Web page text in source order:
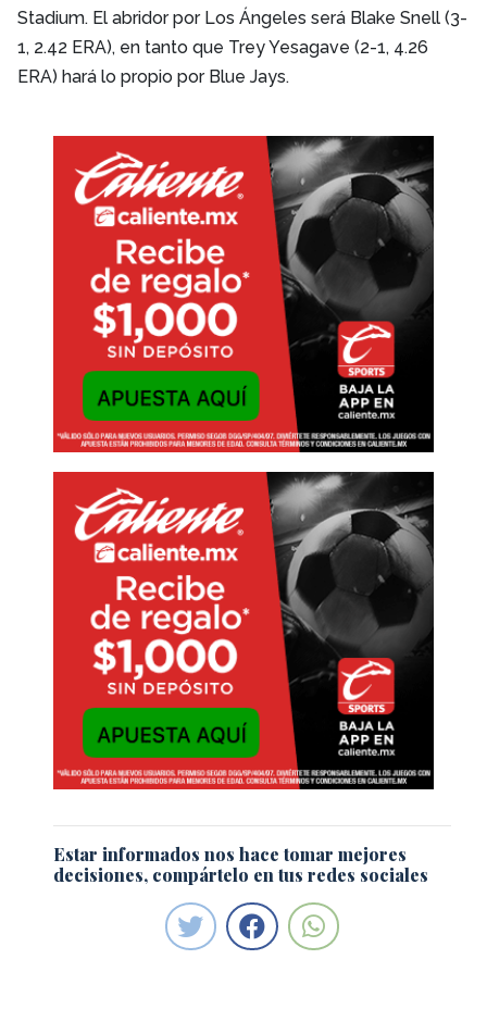
Stadium. El abridor por Los Ángeles será Blake Snell (3-
1, 2.42 ERA), en tanto que Trey Yesagave (2-1, 4.26
ERA) hará lo propio por Blue Jays.
Estar informados nos hace tomar mejores
decisiones, compártelo en tus redes sociales